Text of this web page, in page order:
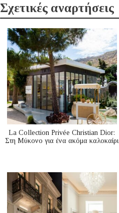
Σχετικές αναρτήσεις
La Collection Privée Christian Dior:
Στη Μύκονο για ένα ακόμα καλοκαίρι